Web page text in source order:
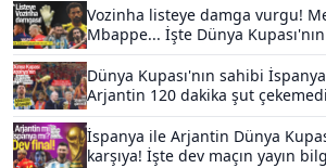
Vozinha listeye damga vurgu!
Mbappe... İşte Dünya
Dünya Kupası'nın sahibi
Arjantin 120 dakika şut çekemedi
İspanya ile Arjantin Dünya
karşıya! İşte dev maçın yayın